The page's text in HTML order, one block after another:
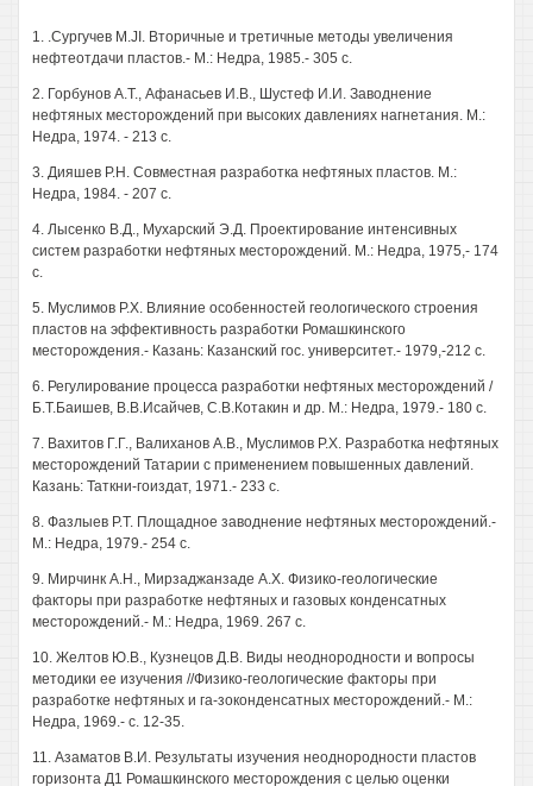
1. .Сургучев M.JI. Вторичные и третичные методы увеличения
нефтеотдачи пластов.- М.: Недра, 1985.- 305 с.
2. Горбунов А.Т., Афанасьев И.В., Шустеф И.И. Заводнение
нефтяных месторождений при высоких давлениях нагнетания. М.:
Недра, 1974. - 213 с.
3. Дияшев Р.Н. Совместная разработка нефтяных пластов. М.:
Недра, 1984. - 207 с.
4. Лысенко В.Д., Мухарский Э.Д. Проектирование интенсивных
систем разработки нефтяных месторождений. М.: Недра, 1975,- 174
с.
5. Муслимов Р.Х. Влияние особенностей геологического строения
пластов на эффективность разработки Ромашкинского
месторождения.- Казань: Казанский гос. университет.- 1979,-212 с.
6. Регулирование процесса разработки нефтяных месторождений /
Б.Т.Баишев, В.В.Исайчев, С.В.Котакин и др. М.: Недра, 1979.- 180 с.
7. Вахитов Г.Г., Валиханов A.B., Муслимов Р.Х. Разработка нефтяных
месторождений Татарии с применением повышенных давлений.
Казань: Таткни-гоиздат, 1971.- 233 с.
8. Фазлыев Р.Т. Площадное заводнение нефтяных месторождений.-
М.: Недра, 1979.- 254 с.
9. Мирчинк А.Н., Мирзаджанзаде А.Х. Физико-геологические
факторы при разработке нефтяных и газовых конденсатных
месторождений.- М.: Недра, 1969. 267 с.
10. Желтов Ю.В., Кузнецов Д.В. Виды неоднородности и вопросы
методики ее изучения //Физико-геологические факторы при
разработке нефтяных и га-зоконденсатных месторождений.- М.:
Недра, 1969.- с. 12-35.
11. Азаматов В.И. Результаты изучения неоднородности пластов
горизонта Д1 Ромашкинского месторождения с целью оценки